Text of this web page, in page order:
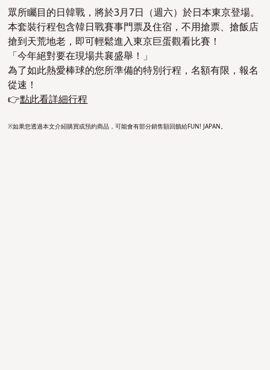
眾所矚目的日韓戰，將於3月7日（週六）於日本東京登場。
本套裝行程包含韓日戰賽事門票及住宿，不用搶票、搶飯店
搶到天荒地老，即可輕鬆進入東京巨蛋觀看比賽！
「今年絕對要在現場共襄盛舉！」
為了如此熱愛棒球的您所準備的特別行程，名額有限，報名
從速！
👉點此看詳細行程
※如果您透過本文介紹購買或預約商品，可能會有部分銷售額回饋給FUN! JAPAN。